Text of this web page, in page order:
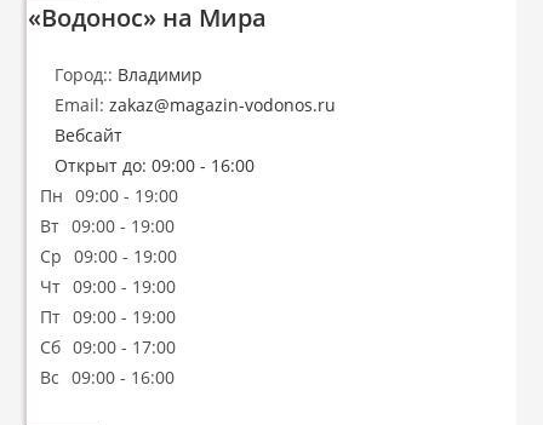
«Водонос» на Мира
Город:: Владимир
Email: zakaz@magazin-vodonos.ru
Вебсайт
Открыт до: 09:00 - 16:00
Пн
09:00 - 19:00
Вт 09:00 - 19:00
Ср
09:00 - 19:00
Чт 09:00 - 19:00
Пт 09:00 - 19:00
Сб 09:00 - 17:00
Вс
09:00 - 16:00